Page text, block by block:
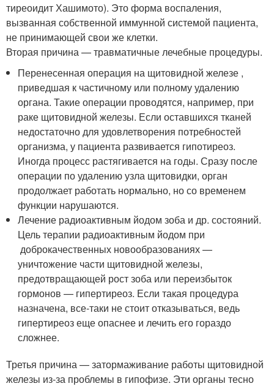
тиреоидит Хашимото). Это форма воспаления,
вызванная собственной иммунной системой пациента,
не принимающей свои же клетки.
Вторая причина — травматичные лечебные процедуры.
Перенесенная операция на щитовидной железе ,
приведшая к частичному или полному удалению
органа. Такие операции проводятся, например, при
раке щитовидной железы. Если оставшихся тканей
недостаточно для удовлетворения потребностей
организма, у пациента развивается гипотиреоз.
Иногда процесс растягивается на годы. Сразу после
операции по удалению узла щитовидки, орган
продолжает работать нормально, но со временем
функции нарушаются.
Лечение радиоактивным йодом зоба и др. состояний.
Цель терапии радиоактивным йодом при
доброкачественных новообразованиях —
уничтожение части щитовидной железы,
предотвращающей рост зоба или переизбыток
гормонов — гипертиреоз. Если такая процедура
назначена, все-таки не стоит отказываться, ведь
гипертиреоз еще опаснее и лечить его гораздо
сложнее.
Третья причина — затормаживание работы щитовидной
железы из-за проблемы в гипофизе. Эти органы тесно